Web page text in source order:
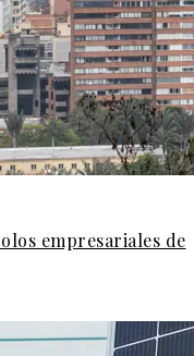
empresariales de